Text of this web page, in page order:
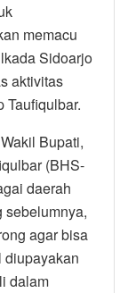
memacu
Sidoarjo
aktivitas
Taufiqulbar.
Bupati,
(BHS-
daerah
sebelumnya,
agar bisa
diupayakan
dalam